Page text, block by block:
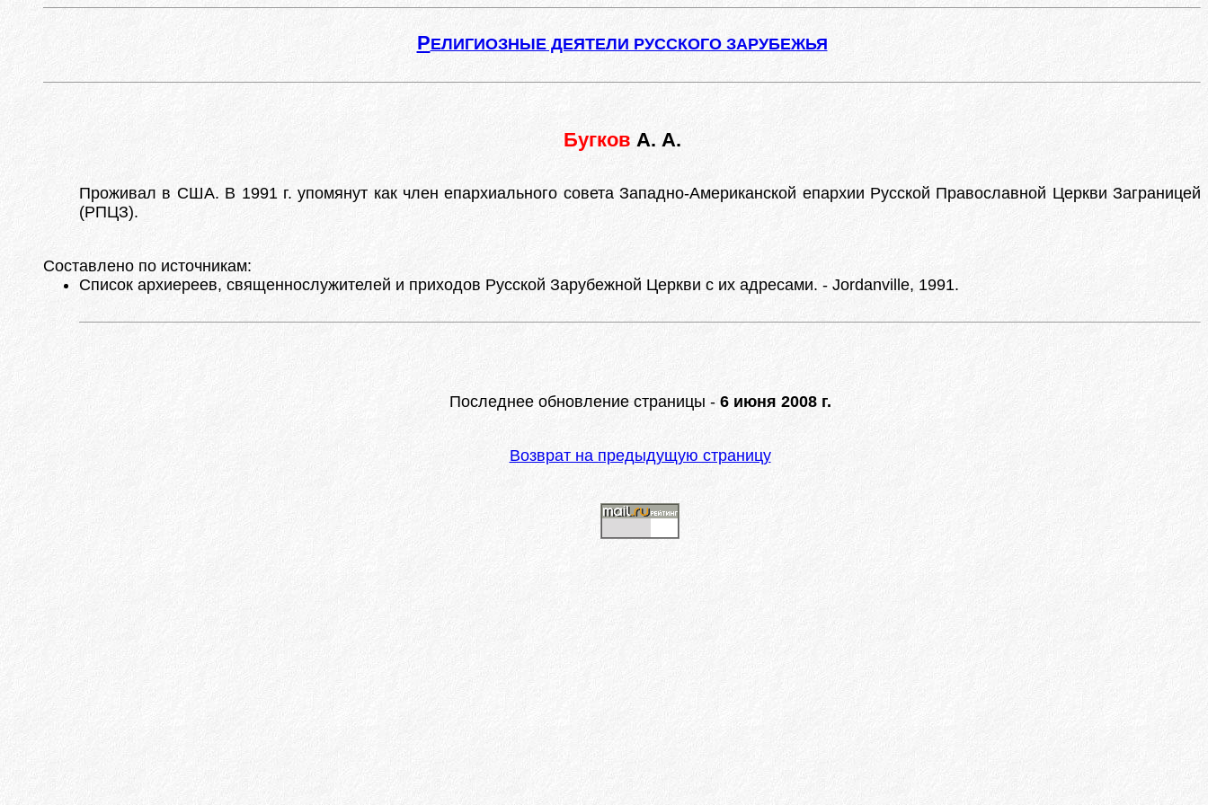
РЕЛИГИОЗНЫЕ ДЕЯТЕЛИ РУССКОГО ЗАРУБЕЖЬЯ
Бугков А. А.
Проживал в США. В 1991 г. упомянут как член епархиального совета Западно-Американской епархии Русской Православной Церкви Заграницей
(РПЦЗ).
Составлено по источникам:
Список архиереев, священнослужителей и приходов Русской Зарубежной Церкви с их адресами. - Jordanville, 1991.
Последнее обновление страницы - 6 июня 2008 г.
Возврат на предыдущую страницу